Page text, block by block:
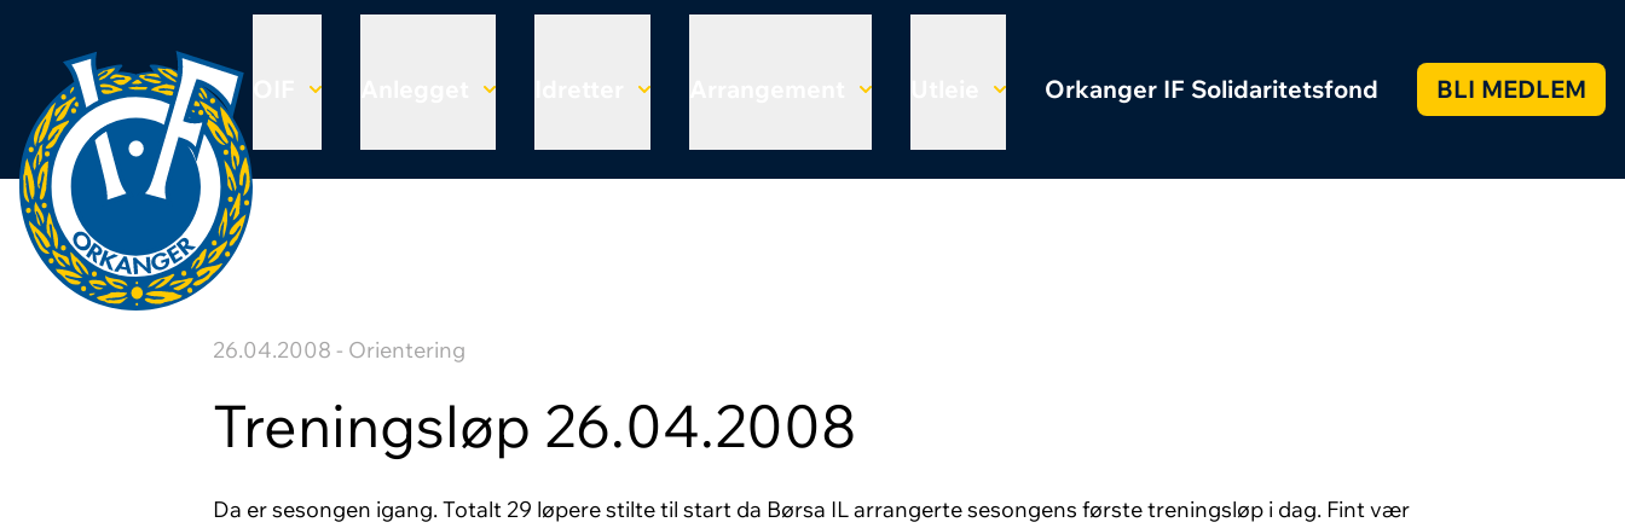
Orkanger IF Solidaritetsfond BLI MEDLEM
26.04.2008 - Orientering
Treningsløp 26.04.2008
Da er sesongen igang. Totalt 29 løpere stilte til start da Børsa IL arrangerte sesongens første treningsløp i dag. Fint vær